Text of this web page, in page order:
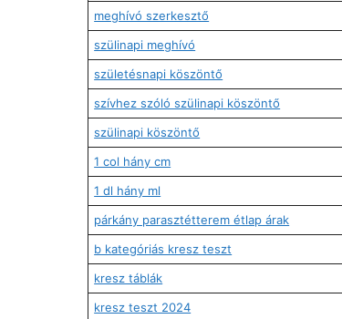
meghívó szerkesztő
szülinapi meghívó
születésnapi köszöntő
szívhez szóló szülinapi köszöntő
szülinapi köszöntő
1 col hány cm
1 dl hány ml
párkány parasztétterem étlap árak
b kategóriás kresz teszt
kresz táblák
kresz teszt 2024